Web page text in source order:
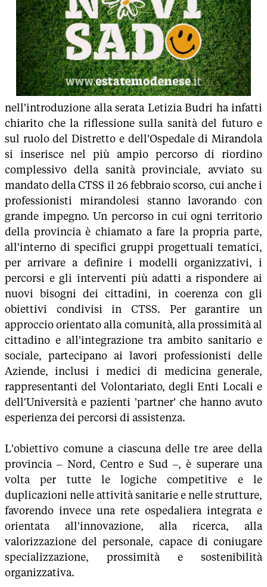
nell'introduzione alla serata Letizia Budri ha infatti
chiarito che la riflessione sulla sanità del futuro e
sul ruolo del Distretto e dell'Ospedale di Mirandola
si inserisce nel più ampio percorso di riordino
complessivo della sanità provinciale, avviato su
mandato della CTSS il 26 febbraio scorso, cui anche i
professionisti mirandolesi stanno lavorando con
grande impegno. Un percorso in cui ogni territorio
della provincia è chiamato a fare la propria parte,
all'interno di specifici gruppi progettuali tematici,
per arrivare a definire i modelli organizzativi, i
percorsi e gli interventi più adatti a rispondere ai
nuovi bisogni dei cittadini, in coerenza con gli
obiettivi condivisi in CTSS. Per garantire un
approccio orientato alla comunità, alla prossimità al
cittadino e all'integrazione tra ambito sanitario e
sociale, partecipano ai lavori professionisti delle
Aziende, inclusi i medici di medicina generale,
rappresentanti del Volontariato, degli Enti Locali e
dell'Università e pazienti 'partner' che hanno avuto
esperienza dei percorsi di assistenza.
L'obiettivo comune a ciascuna delle tre aree della
provincia – Nord, Centro e Sud –, è superare una
volta per tutte le logiche competitive e le
duplicazioni nelle attività sanitarie e nelle strutture,
favorendo invece una rete ospedaliera integrata e
orientata all'innovazione, alla ricerca, alla
valorizzazione del personale, capace di coniugare
specializzazione, prossimità e sostenibilità
organizzativa.